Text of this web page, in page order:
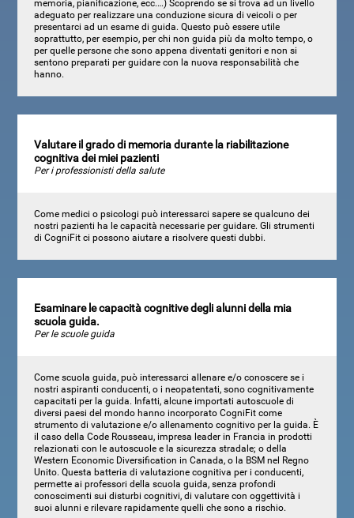
memoria, pianificazione, ecc.…) Scoprendo se si trova ad un livello
adeguato per realizzare una conduzione sicura di veicoli o per
presentarci ad un esame di guida. Questo può essere utile
soprattutto, per esempio, per chi non guida più da molto tempo, o
per quelle persone che sono appena diventati genitori e non si
sentono preparati per guidare con la nuova responsabilità che
hanno.
Valutare il grado di memoria durante la riabilitazione
cognitiva dei miei pazienti
Per i professionisti della salute
Come medici o psicologi può interessarci sapere se qualcuno dei
nostri pazienti ha le capacità necessarie per guidare. Gli strumenti
di CogniFit ci possono aiutare a risolvere questi dubbi.
Esaminare le capacità cognitive degli alunni della mia
scuola guida.
Per le scuole guida
Come scuola guida, può interessarci allenare e/o conoscere se i
nostri aspiranti conducenti, o i neopatentati, sono cognitivamente
capacitati per la guida. Infatti, alcune importati autoscuole di
diversi paesi del mondo hanno incorporato CogniFit come
strumento di valutazione e/o allenamento cognitivo per la guida. È
il caso della Code Rousseau, impresa leader in Francia in prodotti
relazionati con le autoscuole e la sicurezza stradale; o della
Western Economic Diversification in Canada, o la BSM nel Regno
Unito. Questa batteria di valutazione cognitiva per i conducenti,
permette ai professori della scuola guida, senza profondi
conoscimenti sui disturbi cognitivi, di valutare con oggettività i
suoi alunni e rilevare rapidamente quelli che sono a rischio.